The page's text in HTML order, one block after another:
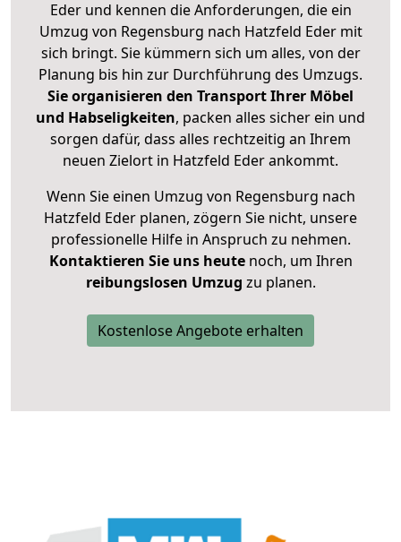
Eder und kennen die Anforderungen, die ein
Umzug von Regensburg nach Hatzfeld Eder mit
sich bringt. Sie kümmern sich um alles, von der
Planung bis hin zur Durchführung des Umzugs.
Sie organisieren den Transport Ihrer Möbel
und Habseligkeiten, packen alles sicher ein und
sorgen dafür, dass alles rechtzeitig an Ihrem
neuen Zielort in Hatzfeld Eder ankommt.
Wenn Sie einen Umzug von Regensburg nach
Hatzfeld Eder planen, zögern Sie nicht, unsere
professionelle Hilfe in Anspruch zu nehmen.
Kontaktieren Sie uns heutenoch, um Ihren
reibungslosen Umzug zu planen.
Kostenlose Angebote erhalten